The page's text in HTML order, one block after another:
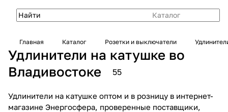
Каталог
Главная Каталог Розетки и выключатели
Удлинители на катушке во
Владивостоке
55
Удлинители на катушке оптом и в розницу в интернет-
магазине Энергосфера, проверенные поставщики,